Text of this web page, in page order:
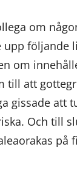
om
följande
om
till att
gissade att
Och till
på